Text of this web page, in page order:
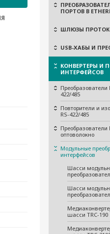
ПОРТОВ В
ШЛЮЗЫ
USB-ХАБЫ И
КОНВЕРТЕРЫ И
ИНТЕРФЕЙСОВ
Преобразователи
422/485
Повторители и
RS-422/485
Преобразователи
оптоволокно
Модульные
интерфейсов
Шасси
Шасси
шасси TRC-190